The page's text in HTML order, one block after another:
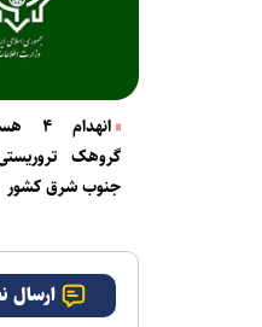
گروهک
جنوب شرق کشور
ارسال